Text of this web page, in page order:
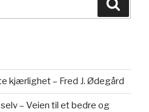
kjærlighet – Fred J. Ødegård
– Veien til et bedre og